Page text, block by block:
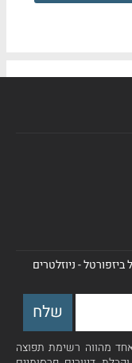
- ניוזלטרים
מהווה רשימת תפוצה